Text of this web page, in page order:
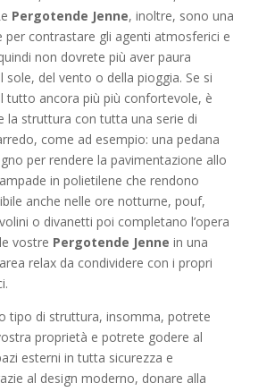
Pergotende Jenne, inoltre, sono una
per contrastare gli agenti atmosferici e
non dovrete più aver paura
sole, del vento o della pioggia. Se si
tutto ancora più più confortevole, è
la struttura con tutta una serie di
come ad esempio: una pedana
per rendere la pavimentazione allo
in polietilene che rendono
anche nelle ore notturne, pouf,
o divanetti poi completano l’opera
vostre Pergotende Jenne in una
relax da condividere con i propri
tipo di struttura, insomma, potrete
proprietà e potrete godere al
esterni in tutta sicurezza e
al design moderno, donare alla